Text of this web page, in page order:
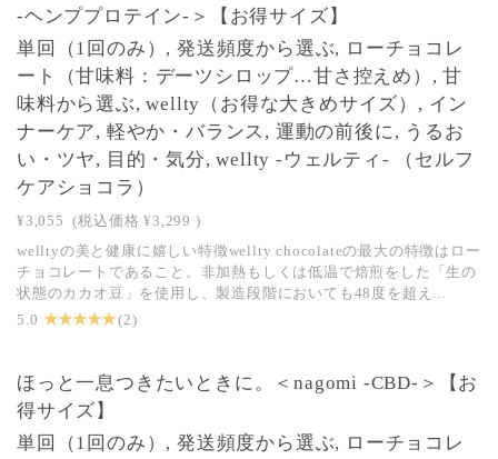
-ヘンププロテイン-＞【お得サイズ】
単回（1回のみ）, 発送頻度から選ぶ, ローチョコレ
ート（甘味料：デーツシロップ…甘さ控えめ）, 甘
味料から選ぶ, wellty（お得な大きめサイズ）, イン
ナーケア, 軽やか・バランス, 運動の前後に, うるお
い・ツヤ, 目的・気分, wellty -ウェルティ- （セルフ
ケアショコラ）
¥3,055 (税込価格 ¥3,299 )
welltyの美と健康に嬉しい特徴wellty chocolateの最大の特徴はロー
チョコレートであること。非加熱もしくは低温で焙煎をした「生の
状態のカカオ豆」を使用し、製造段階においても48度を超え...
5.0 ★ ★ ★ ★ ★(2)
ほっと一息つきたいときに。＜nagomi -CBD-＞【お
得サイズ】
単回（1回のみ）, 発送頻度から選ぶ, ローチョコレ